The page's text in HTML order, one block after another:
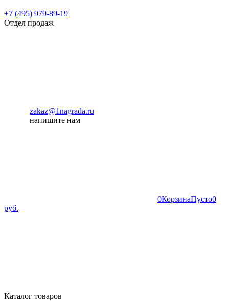
+7 (495) 979-89-19
Отдел продаж
zakaz@1nagrada.ru
напишите нам
0КорзинаПусто0
руб.
Каталог товаров